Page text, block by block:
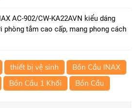
AC-902/CW-KA22AVN kiểu dáng
phòng tắm cao cấp, mang phong cách
thiết bị vệ sinh
Bồn Cầu INAX
Bồn Cầu 1 Khối Bồn Cầu